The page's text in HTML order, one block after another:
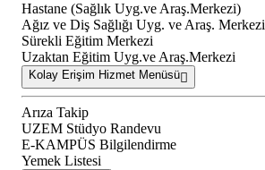
Hastane (Sağlık Uyg.ve Araş.Merkezi)
Ağız ve Diş Sağlığı Uyg. ve Araş. Merkezi
Sürekli Eğitim Merkezi
Uzaktan Eğitim Uyg.ve Araş.Merkezi
Kolay Erişim Hizmet Menüsü
Arıza Takip
UZEM Stüdyo Randevu
E-KAMPÜS Bilgilendirme
Yemek Listesi